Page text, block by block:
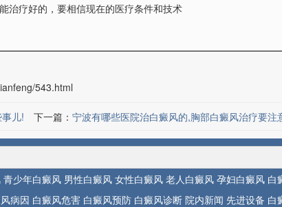
治疗好的，要相信现在的医疗条件和技术
543.html
儿! 下一篇：宁波有哪些医院治白癜风的,胸部白癜风治疗要注
青少年白癜风 男性白癜风 女性白癜风 老人白癜风 孕妇白癜风 白
病因 白癜风危害 白癜风预防 白癜风诊断 院内新闻 先进设备 白